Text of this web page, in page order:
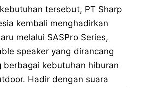
tersebut, PT Sharp
kembali menghadirkan
melalui SASPro Series,
speaker yang dirancang
berbagai kebutuhan hiburan
Hadir dengan suara